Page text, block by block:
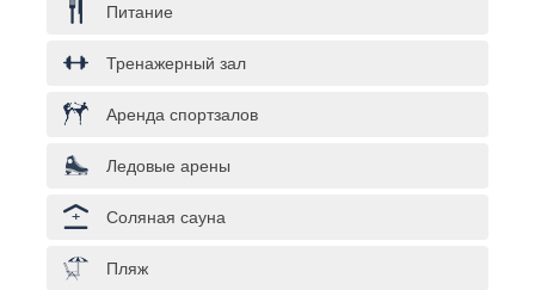
Питание
Тренажерный зал
Аренда спортзалов
Ледовые арены
Соляная сауна
Пляж